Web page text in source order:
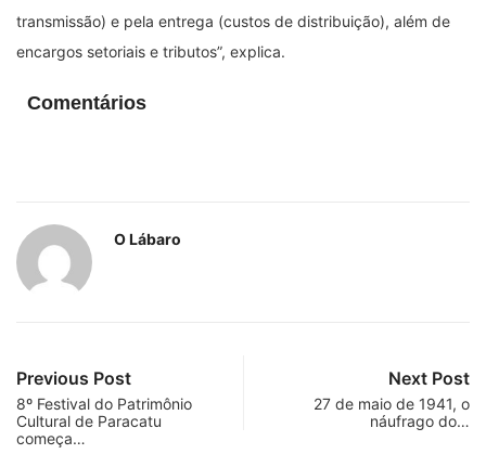
transmissão) e pela entrega (custos de distribuição), além de
encargos setoriais e tributos”, explica.
Comentários
O Lábaro
Previous Post
8º Festival do Patrimônio
Cultural de Paracatu
começa…
Next Post
27 de maio de 1941, o
náufrago do…